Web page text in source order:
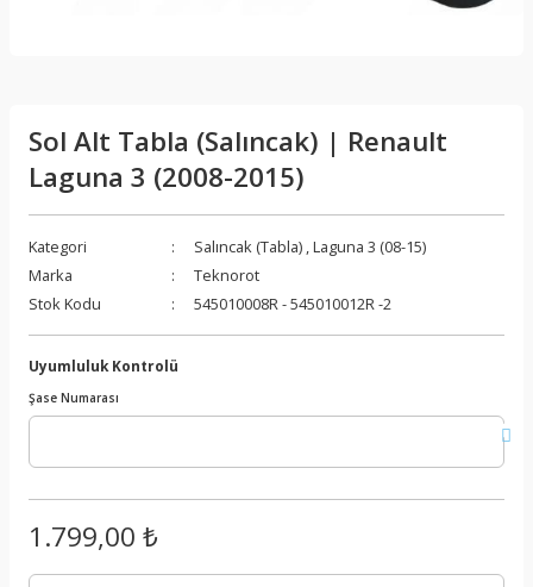
Sol Alt Tabla (Salıncak) | Renault
Laguna 3 (2008-2015)
Kategori Salıncak (Tabla) ,Laguna 3 (08-15)
Marka
Teknorot
Stok Kodu
545010008R - 545010012R -2
Uyumluluk Kontrolü
Şase Numarası
1.799,00 ₺